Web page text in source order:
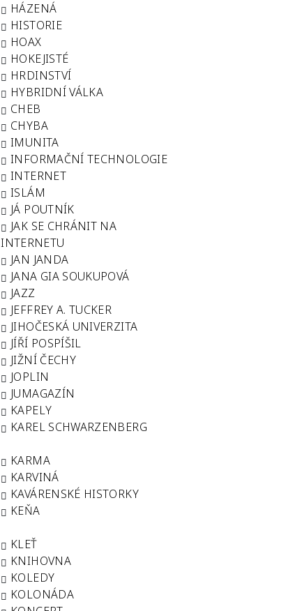
HÁZENÁ
HISTORIE
HOAX
HOKEJISTÉ
HRDINSTVÍ
HYBRIDNÍ VÁLKA
CHEB
CHYBA
IMUNITA
INFORMAČNÍ TECHNOLOGIE
INTERNET
ISLÁM
JÁ POUTNÍK
JAK SE CHRÁNIT NA
INTERNETU
JAN JANDA
JANA GIA SOUKUPOVÁ
JAZZ
JEFFREY A. TUCKER
JIHOČESKÁ UNIVERZITA
JÍŘÍ POSPÍŠIL
JIŽNÍ ČECHY
JOPLIN
JUMAGAZÍN
KAPELY
KAREL SCHWARZENBERG
KARMA
KARVINÁ
KAVÁRENSKÉ HISTORKY
KEŇA
KLEŤ
KNIHOVNA
KOLEDY
KOLONÁDA